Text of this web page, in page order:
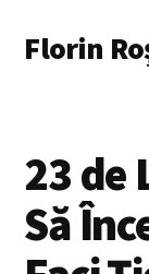
main
menu
Florin
23 de
Să